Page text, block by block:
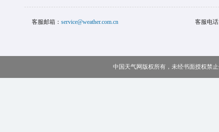
客服邮箱： service@weather.com.cn 客服电
中国天气网版权所有，未经书面授权